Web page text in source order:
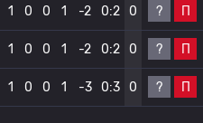
1 0 0 1 -2 0:2 0 ? П
1 0 0 1 -2 0:2 0 ? П
1 0 0 1 -3 0:3 0 ? П